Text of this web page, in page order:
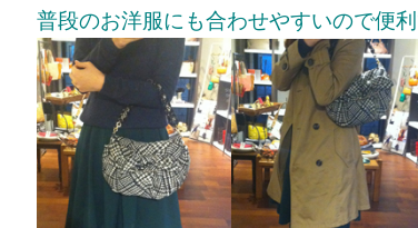
普段のお洋服にも合わせやすいので便利